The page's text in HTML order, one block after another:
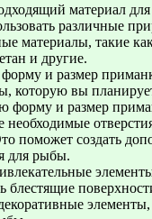
материал
различные
материалы, такие
и другие.
и размер
которую вы
форму и размер
необходимые
поможет создать
для рыбы.
блестящие